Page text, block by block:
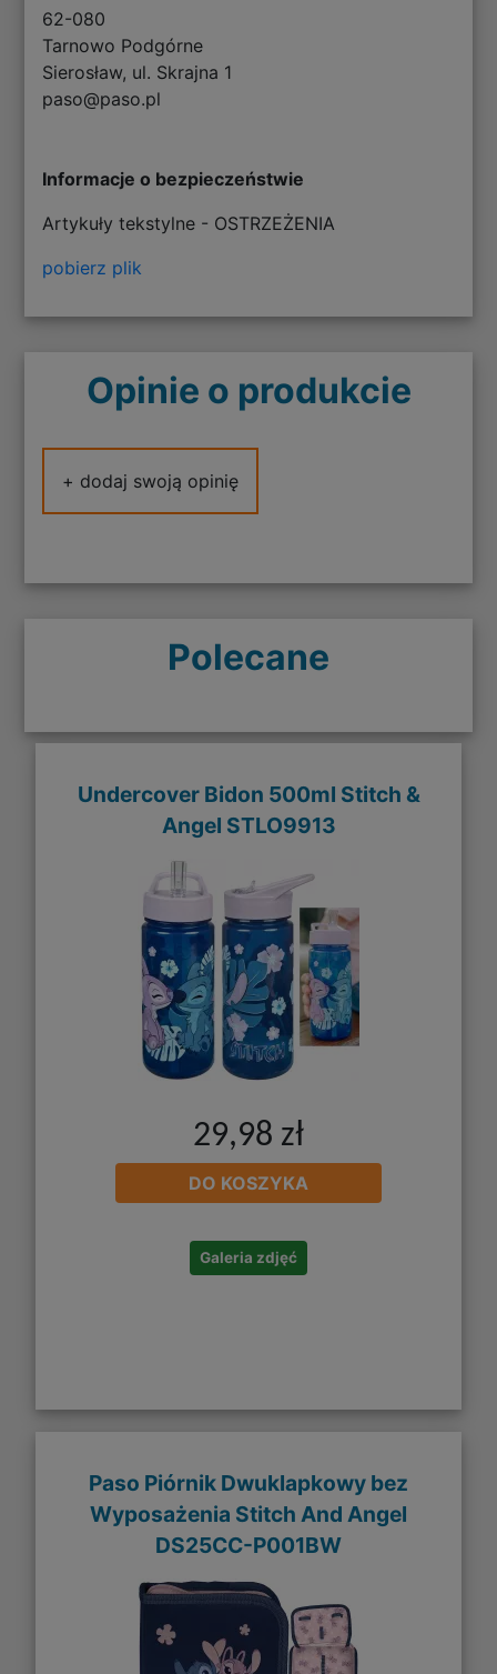
62-080
Tarnowo Podgórne
Sierosław, ul. Skrajna 1
paso@paso.pl
Informacje o bezpieczeństwie
Artykuły tekstylne - OSTRZEŻENIA
pobierz plik
Opinie o produkcie
+ dodaj swoją opinię
Polecane
Undercover Bidon 500ml Stitch &
Angel STLO9913
29,98 zł
DO KOSZYKA
Galeria zdjęć
Paso Piórnik Dwuklapkowy bez
Wyposażenia Stitch And Angel
DS25CC-P001BW